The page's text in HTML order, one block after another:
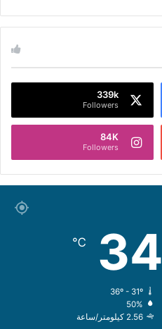
339k
Followers
84K
Followers
34
℃
36º - 31º
50%
2.56 كيلومتر/ساعة